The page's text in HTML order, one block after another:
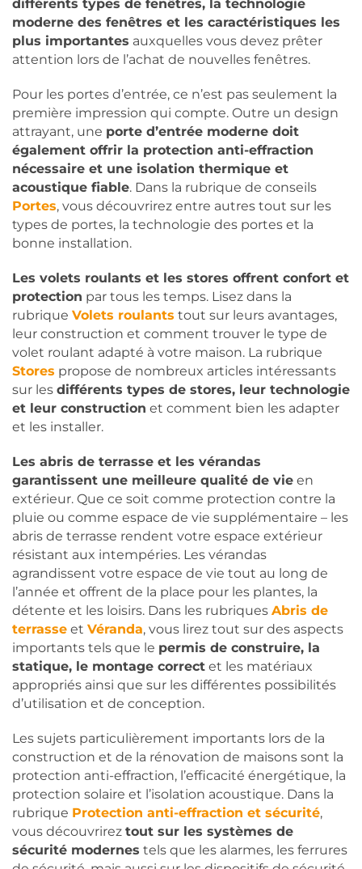
différents types de fenêtres, la technologie
moderne des fenêtres et les caractéristiques les
plus importantes auxquelles vous devez prêter
attention lors de l’achat de nouvelles fenêtres.
Pour les portes d’entrée, ce n’est pas seulement la
première impression qui compte. Outre un design
attrayant, une porte d’entrée moderne doit
également offrir la protection anti-effraction
nécessaire et une isolation thermique et
acoustique fiable. Dans la rubrique de conseils
Portes, vous découvrirez entre autres tout sur les
types de portes, la technologie des portes et la
bonne installation.
Les volets roulants et les stores offrent confort et
protection par tous les temps. Lisez dans la
rubrique Volets roulants tout sur leurs avantages,
leur construction et comment trouver le type de
volet roulant adapté à votre maison. La rubrique
Stores propose de nombreux articles intéressants
sur les différents types de stores, leur technologie
et leur construction et comment bien les adapter
et les installer.
Les abris de terrasse et les vérandas
garantissent une meilleure qualité de vie en
extérieur. Que ce soit comme protection contre la
pluie ou comme espace de vie supplémentaire – les
abris de terrasse rendent votre espace extérieur
résistant aux intempéries. Les vérandas
agrandissent votre espace de vie tout au long de
l’année et offrent de la place pour les plantes, la
détente et les loisirs. Dans les rubriques Abris de
terrasse et Véranda, vous lirez tout sur des aspects
importants tels que le permis de construire, la
statique, le montage correct et les matériaux
appropriés ainsi que sur les différentes possibilités
d’utilisation et de conception.
Les sujets particulièrement importants lors de la
construction et de la rénovation de maisons sont la
protection anti-effraction, l’efficacité énergétique, la
protection solaire et l’isolation acoustique. Dans la
rubrique Protection anti-effraction et sécurité,
vous découvrirez tout sur les systèmes de
sécurité modernes tels que les alarmes, les ferrures